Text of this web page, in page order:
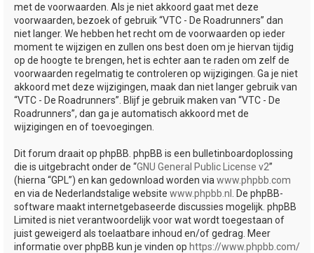
met de voorwaarden. Als je niet akkoord gaat met deze
voorwaarden, bezoek of gebruik “VTC - De Roadrunners” dan
niet langer. We hebben het recht om de voorwaarden op ieder
moment te wijzigen en zullen ons best doen om je hiervan tijdig
op de hoogte te brengen, het is echter aan te raden om zelf de
voorwaarden regelmatig te controleren op wijzigingen. Ga je niet
akkoord met deze wijzigingen, maak dan niet langer gebruik van
“VTC - De Roadrunners”. Blijf je gebruik maken van “VTC - De
Roadrunners”, dan ga je automatisch akkoord met de
wijzigingen en of toevoegingen.
Dit forum draait op phpBB. phpBB is een bulletinboardoplossing
die is uitgebracht onder de “GNU General Public License v2”
(hierna “GPL”) en kan gedownload worden via www.phpbb.com
en via de Nederlandstalige website www.phpbb.nl . De phpBB-
software maakt internetgebaseerde discussies mogelijk. phpBB
Limited is niet verantwoordelijk voor wat wordt toegestaan of
juist geweigerd als toelaatbare inhoud en/of gedrag. Meer
informatie over phpBB kun je vinden op https://www.phpbb.com/